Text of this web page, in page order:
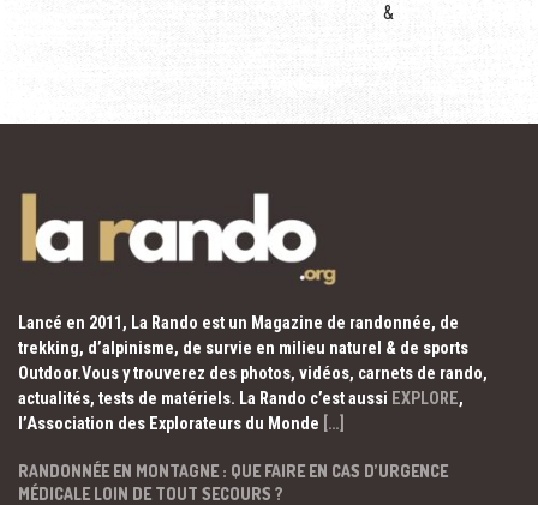
&
Lancé en 2011, La Rando est un Magazine de randonnée, de
trekking, d’alpinisme, de survie en milieu naturel & de sports
Outdoor.Vous y trouverez des photos, vidéos, carnets de rando,
actualités, tests de matériels. La Rando c’est aussi EXPLORE,
l’Association des Explorateurs du Monde […]
RANDONNÉE EN MONTAGNE : QUE FAIRE EN CAS D’URGENCE
MÉDICALE LOIN DE TOUT SECOURS ?